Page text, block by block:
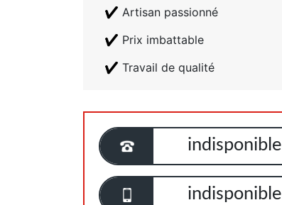
Artisan passionné
Prix imbattable
Travail de qualité
indisponible
indisponible